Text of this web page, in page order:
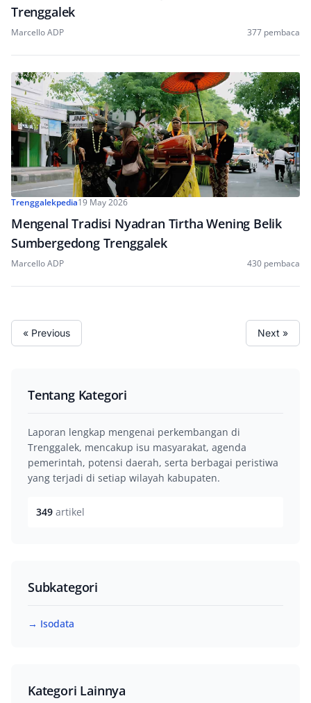
Trenggalek
Marcello ADP 377 pembaca
Trenggalekpedia19 May 2026
Mengenal Tradisi Nyadran Tirtha Wening Belik
Sumbergedong Trenggalek
Marcello ADP 430 pembaca
« Previous Next »
Tentang Kategori
Laporan lengkap mengenai perkembangan di
Trenggalek, mencakup isu masyarakat, agenda
pemerintah, potensi daerah, serta berbagai peristiwa
yang terjadi di setiap wilayah kabupaten.
349 artikel
Subkategori
→ Isodata
Kategori Lainnya